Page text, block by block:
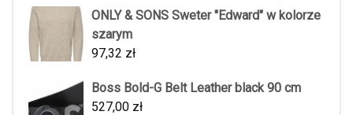
ONLY & SONS Sweter "Edward" w kolorze
szarym
97,32 zł
Boss Bold-G Belt Leather black 90 cm
527,00 zł